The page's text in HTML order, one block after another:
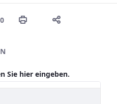
Die durchschnittliche
Sie hier eingeben.